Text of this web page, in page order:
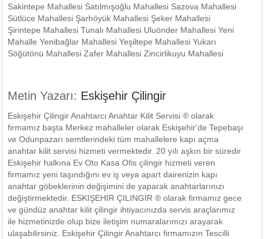
Sakintepe Mahallesi Satılmışoğlu Mahallesi Sazova Mahallesi
Sütlüce Mahallesi Şarhöyük Mahallesi Şeker Mahallesi
Şirintepe Mahallesi Tunalı Mahallesi Uluönder Mahallesi Yeni
Mahalle Yenibağlar Mahallesi Yeşiltepe Mahallesi Yukarı
Söğütönü Mahallesi Zafer Mahallesi Zincirlikuyu Mahallesi
Metin Yazarı: Eskişehir Çilingir
Eskişehir Çilingir Anahtarcı Anahtar Kilit Servisi ® olarak
firmamız başta Merkez mahalleler olarak Eskişehir'de Tepebaşı
ve Odunpazarı semtlerindeki tüm mahallelere kapı açma
anahtar kilit servisi hizmeti vermektedir. 20 yılı aşkın bir süredir
Eskişehir halkına Ev Oto Kasa Ofis çilingir hizmeti veren
firmamız yeni taşındığını ev iş veya apart dairenizin kapı
anahtar göbeklerinin değişimini de yaparak anahtarlarınızı
değiştirmektedir. ESKIŞEHIR ÇILINGIR ® olarak firmamız gece
ve gündüz anahtar kilit çilingir ihtiyacınızda servis araçlarımız
ile hizmetinizde olup bize iletişim numaralarımızı arayarak
ulaşabilirsiniz. Eskişehir Çilingir Anahtarcı firmamızın Tescilli